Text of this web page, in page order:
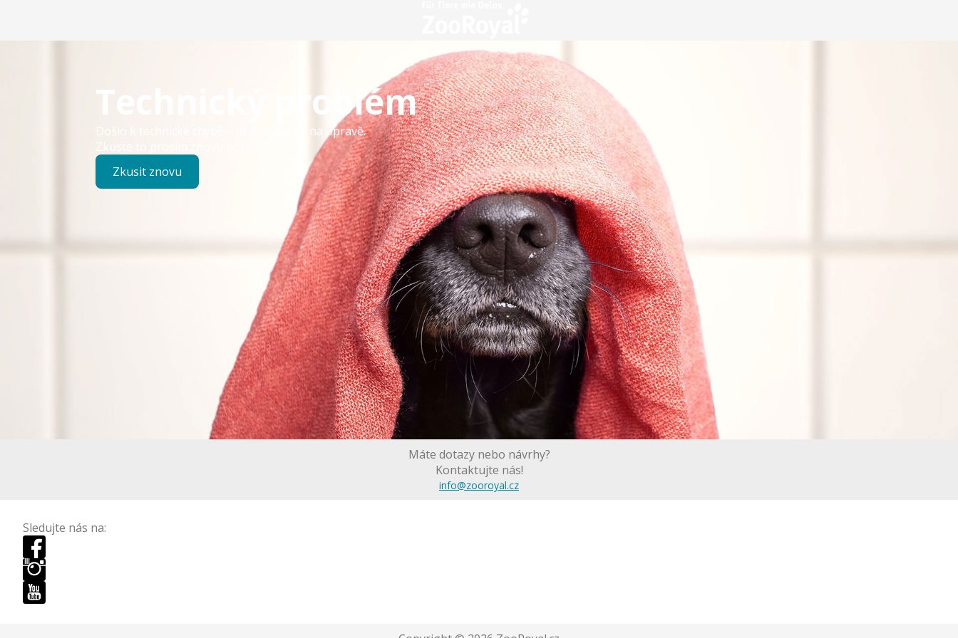
Technický problém
Došlo k technické chybě – již pracujeme na opravě.
Zkuste to prosím znovu později.
Zkusit znovu
Máte dotazy nebo návrhy?
Kontaktujte nás!
info@zooroyal.cz
Sledujte nás na: